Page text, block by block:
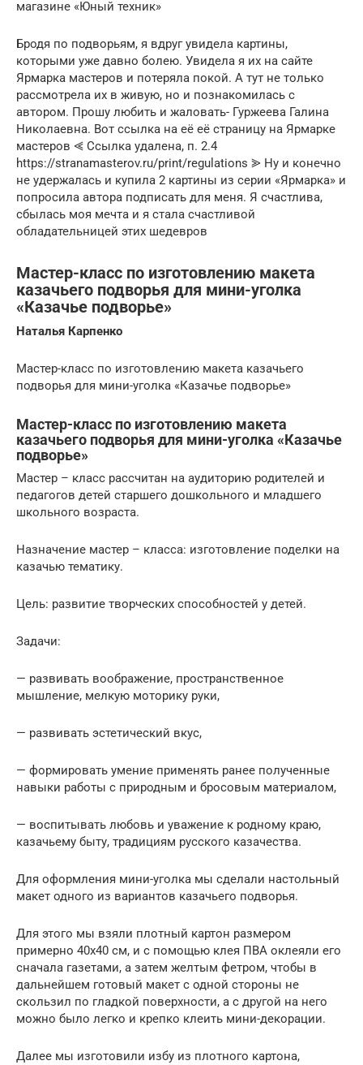
магазине «Юный техник»
Бродя по подворьям, я вдруг увидела картины,
которыми уже давно болею. Увидела я их на сайте
Ярмарка мастеров и потеряла покой. А тут не только
рассмотрела их в живую, но и познакомилась с
автором. Прошу любить и жаловать- Гуржеева Галина
Николаевна. Вот ссылка на её её страницу на Ярмарке
мастеров ⪡ Ссылка удалена, п. 2.4
https://stranamasterov.ru/print/regulations ⪢ Ну и конечно
не удержалась и купила 2 картины из серии «Ярмарка» и
попросила автора подписать для меня. Я счастлива,
сбылась моя мечта и я стала счастливой
обладательницей этих шедевров
Мастер-класс по изготовлению макета
казачьего подворья для мини-уголка
«Казачье подворье»
Наталья Карпенко
Мастер-класс по изготовлению макета казачьего
подворья для мини-уголка «Казачье подворье»
Мастер-класс по изготовлению макета
казачьего подворья для мини-уголка «Казачье
подворье»
Мастер – класс рассчитан на аудиторию родителей и
педагогов детей старшего дошкольного и младшего
школьного возраста.
Назначение мастер – класса: изготовление поделки на
казачью тематику.
Цель: развитие творческих способностей у детей.
Задачи:
— развивать воображение, пространственное
мышление, мелкую моторику руки,
— развивать эстетический вкус,
— формировать умение применять ранее полученные
навыки работы с природным и бросовым материалом,
— воспитывать любовь и уважение к родному краю,
казачьему быту, традициям русского казачества.
Для оформления мини-уголка мы сделали настольный
макет одного из вариантов казачьего подворья.
Для этого мы взяли плотный картон размером
примерно 40х40 см, и с помощью клея ПВА оклеяли его
сначала газетами, а затем желтым фетром, чтобы в
дальнейшем готовый макет с одной стороны не
скользил по гладкой поверхности, а с другой на него
можно было легко и крепко клеить мини-декорации.
Далее мы изготовили избу из плотного картона,